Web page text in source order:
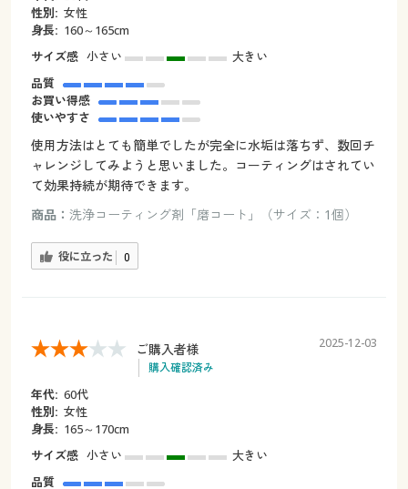
性別: 女性
身長: 160～165cm
サイズ感 小さい
大きい
品質
お買い得感
使いやすさ
使用方法はとても簡単でしたが完全に水垢は落ちず、数回チ
ャレンジしてみようと思いました。コーティングはされてい
て効果持続が期待できます。
商品： 洗浄コーティング剤「磨コート」（サイズ：1個）
役に立った 0
ご購入者様
購入確認済み
2025-12-03
年代: 60代
性別: 女性
身長: 165～170cm
サイズ感 小さい
大きい
品質